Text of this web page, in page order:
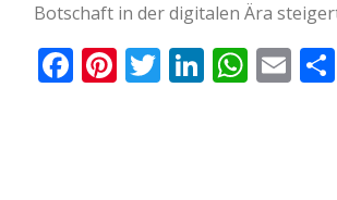
Botschaft in der digitalen Ära
Facebook
Pinterest
Twitter
LinkedIn